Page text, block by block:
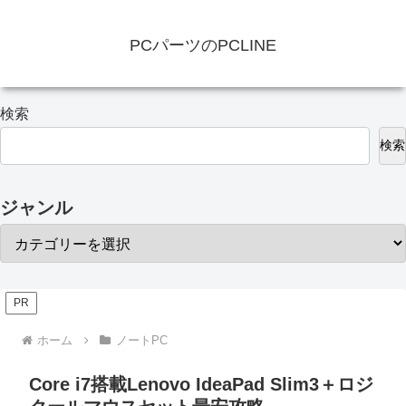
PCパーツのPCLINE
検索
検索
ジャンル
PR
ホーム ノートPC
Core i7搭載Lenovo IdeaPad Slim3＋ロジ